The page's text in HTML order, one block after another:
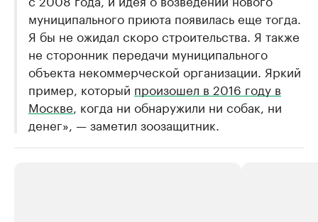
муниципального приюта появилась еще тогда.
Я бы не ожидал скоро строительства. Я также
не сторонник передачи муниципального
объекта некоммерческой организации. Яркий
пример, который произошел в 2016 году в
Москве , когда ни обнаружили ни собак, ни
денег», — заметил зоозащитник.